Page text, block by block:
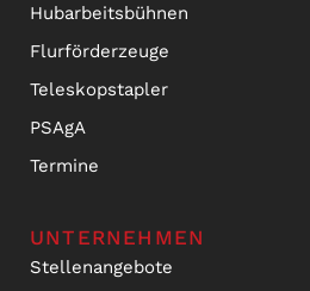
Hubarbeitsbühnen
Flurförderzeuge
Teleskopstapler
PSAgA
Termine
UNTERNEHMEN
Stellenangebote